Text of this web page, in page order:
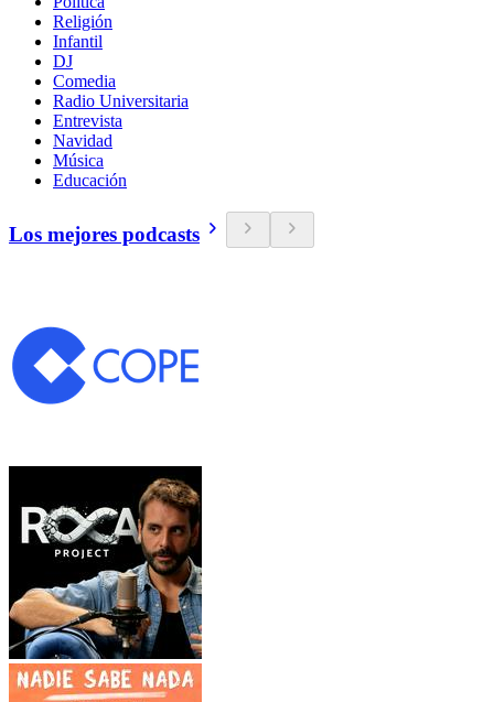
Religión
Infantil
DJ
Comedia
Radio Universitaria
Entrevista
Navidad
Música
Educación
Los mejores podcasts